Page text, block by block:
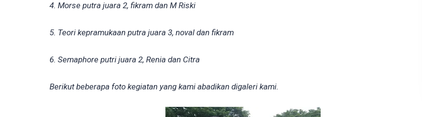
4. Morse putra juara 2, fikram dan M Riski
5. Teori kepramukaan putra juara 3, noval dan fikram
6. Semaphore putri juara 2, Renia dan Citra
Berikut beberapa foto kegiatan yang kami abadikan digaleri kami.